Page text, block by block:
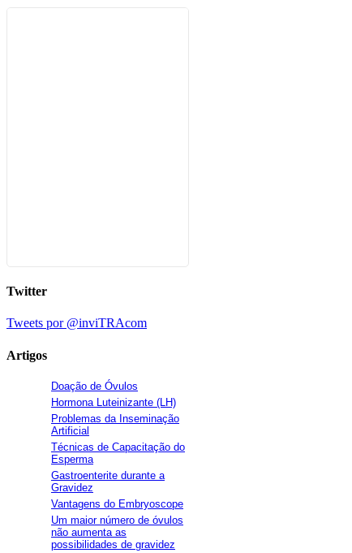
Twitter
Tweets por @inviTRAcom
Artigos
Doação de Óvulos
Hormona Luteinizante (LH)
Problemas da Inseminação
Artificial
Técnicas de Capacitação do
Esperma
Gastroenterite durante a
Gravidez
Vantagens do Embryoscope
Um maior número de óvulos
não aumenta as
possibilidades de gravidez